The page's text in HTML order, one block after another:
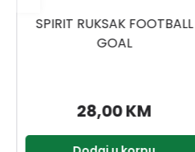
SPIRIT RUKSAK SMASH
54,90 KM